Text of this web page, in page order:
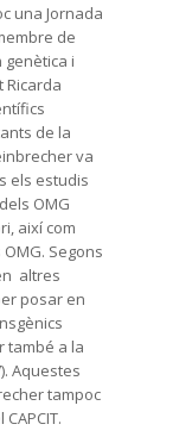
una Jornada
de
genètica i
de la
va
els estudis
OMG
així com
Segons
altres
posar en
també a la
Aquestes
tampoc